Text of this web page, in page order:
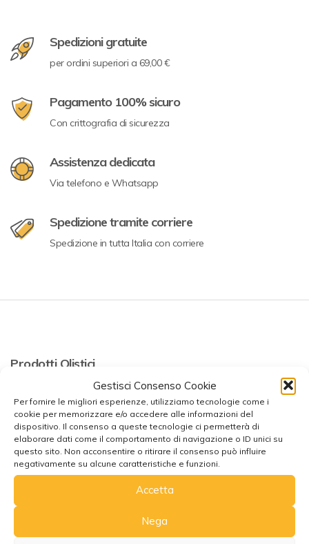
Gestisci Consenso Cookie
Per fornire le migliori esperienze, utilizziamo tecnologie come i
cookie per memorizzare e/o accedere alle informazioni del
dispositivo. Il consenso a queste tecnologie ci permetterà di
elaborare dati come il comportamento di navigazione o ID unici su
questo sito. Non acconsentire o ritirare il consenso può influire
negativamente su alcune caratteristiche e funzioni.
Accetta
Nega
Spedizioni gratuite
per ordini superiori a 69,00 €
Pagamento 100% sicuro
Con crittografia di sicurezza
Assistenza dedicata
Via telefono e Whatsapp
Spedizione tramite corriere
Spedizione in tutta Italia con corriere
Prodotti Olistici
Termini e Condizioni
Resi e Recessi
Garanzia Legale
Privacy & GDPR
Cookie Policy UE
Termini Legali